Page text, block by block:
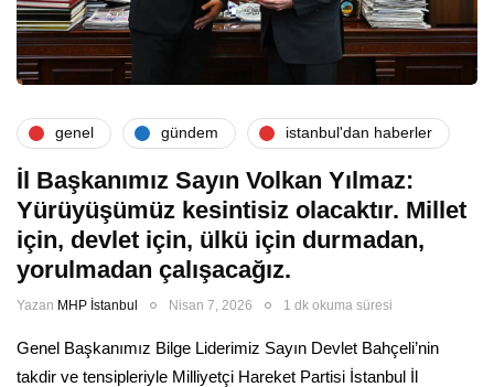
genel gündem i̇stanbul'dan haberler
İl Başkanımız Sayın Volkan Yılmaz:
Yürüyüşümüz kesintisiz olacaktır. Millet
için, devlet için, ülkü için durmadan,
yorulmadan çalışacağız.
Yazan MHP İstanbul Nisan 7, 2026 1 dk okuma süresi
Genel Başkanımız Bilge Liderimiz Sayın Devlet Bahçeli’nin
takdir ve tensipleriyle Milliyetçi Hareket Partisi İstanbul İl